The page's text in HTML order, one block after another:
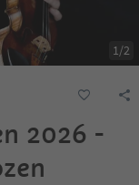
1/2
2026 -